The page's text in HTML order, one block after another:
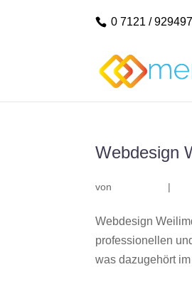
0 7121 /
Webdesign
von |
Webdesign
professionellen
was dazugehört